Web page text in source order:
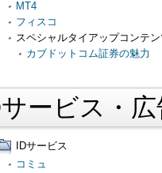
MT4
フィスコ
スペシャルタイアップコンテ
カブドットコム証券の魅力
ービス・
IDサービス
コミュ